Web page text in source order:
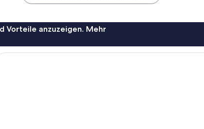
Vorteile anzuzeigen. Mehr